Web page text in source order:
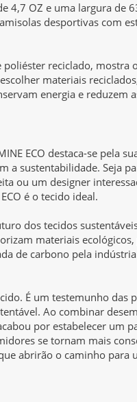
4,7 OZ e uma largura de
desportivas com
poliéster reciclado, mostra
materiais
energia e reduzem
ECO destaca-se pela
a sustentabilidade. Seja
ou um designer
é o tecido ideal.
dos tecidos
materiais
de carbono pela
É um testemunho das
Ao combinar
por estabelecer um
se tornam mais
abrirão o caminho para